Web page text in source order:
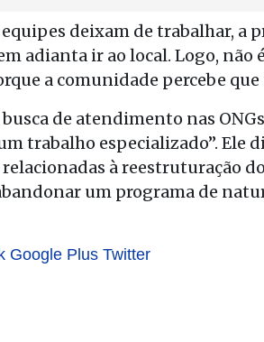
equipes deixam de trabalhar,
adianta ir ao local. Logo,
a comunidade percebe que
de atendimento nas
trabalho especializado”. Ele
à reestruturação
um programa de
Google Plus Twitter